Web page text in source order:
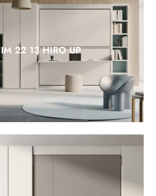
IM 22 13 HIRO UP